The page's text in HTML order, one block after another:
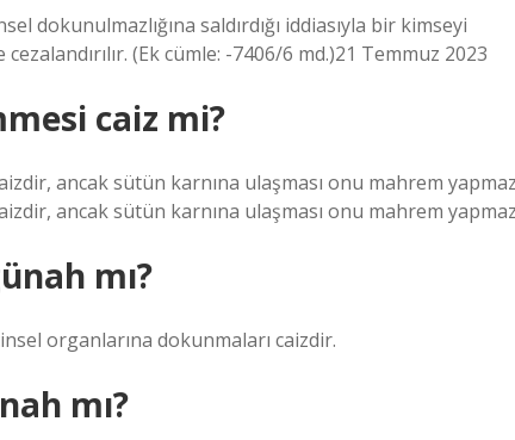
dokunulmazlığına saldırdığı iddiasıyla bir kimseyi
(Ek cümle: -7406/6 md.)21 Temmuz 2023
caiz mi?
ancak sütün karnına ulaşması onu mahrem
ancak sütün karnına ulaşması onu mahrem
mı?
organlarına dokunmaları caizdir.
mı?